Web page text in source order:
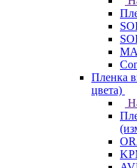
Пленка
цвета)